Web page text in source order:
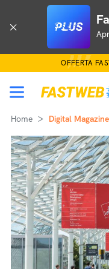
OFFERTA
Home Digital Magazine